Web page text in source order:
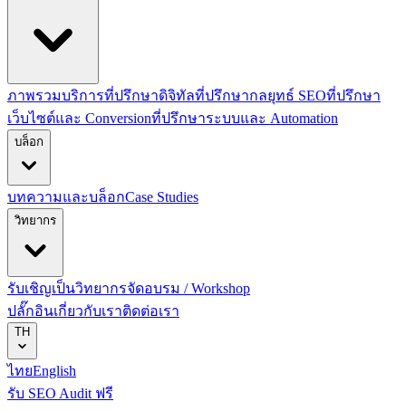
ภาพรวมบริการที่ปรึกษาดิจิทัลที่ปรึกษากลยุทธ์ SEOที่ปรึกษา
เว็บไซต์และ Conversionที่ปรึกษาระบบและ Automation
บล็อก
บทความและบล็อกCase Studies
วิทยากร
รับเชิญเป็นวิทยากรจัดอบรม / Workshop
ปลั๊กอินเกี่ยวกับเราติดต่อเรา
TH
ไทยEnglish
รับ SEO Audit ฟรี